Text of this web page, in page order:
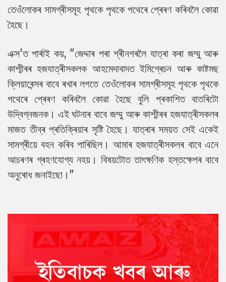
তেওঁলোকৰ সামগ্ৰীসমূহ পৃথকে পৃথকে পথেৰে প্ৰেৰণ কৰিবলৈ কোৱা
হৈছে।
এক্স'ত পাৰ্ৰাই কয়, "জেদ্দাৰ পৰা শ্ৰীনগৰলৈ যাত্ৰা কৰা জম্মু আৰু
কাশ্মীৰৰ হজযাত্ৰীসকলক আহমেদাবাদত ইমিগ্ৰেচন আৰু কাষ্টমছ
ক্লিয়াৰেন্সৰ বাবে ৰখাৰ লগতে তেওঁলোকৰ সামগ্ৰীসমূহ পৃথকে পৃথকে
পথেৰে প্ৰেৰণ কৰিবলৈ কোৱা হৈছে বুলি প্ৰকাশিত বাতৰিটো
উদ্বিগ্নজনক। এই ঘটনাৰ বাবে জম্মু আৰু কাশ্মীৰৰ হজযাত্ৰীসকলৰ
মাজত তীব্ৰ প্ৰতিক্ৰিয়াৰ সৃষ্টি হৈছে। যাত্ৰাৰ সময়ত সেই একেই
সামগ্ৰীয়ে বহন কৰিব পাৰিছিল। আমাৰ হজযাত্ৰীসকলৰ বাবে এনে
আচৰণৰ গ্ৰহণযোগ্য নহয়। বিষয়টোত তাৎক্ষণিক হস্তক্ষেপৰ বাবে
অনুৰোধ জনাইছো।"